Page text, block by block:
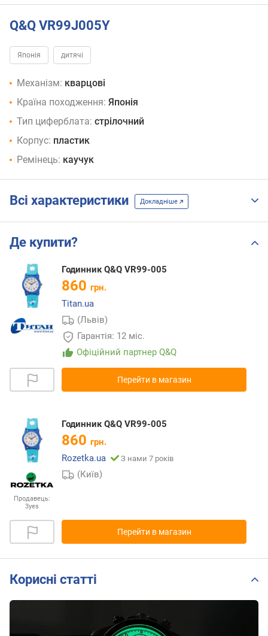
Q&Q VR99J005Y
Японія дитячі
Механізм: кварцові
Країна походження: Японія
Тип циферблата: стрілочний
Корпус: пластик
Ремінець: каучук
Всі характеристики Докладніше
Де купити?
Годинник Q&Q VR99-005
860 грн.
Titan.ua
(Львів)
Гарантія: 12 міс.
Офіційний партнер Q&Q
Перейти в магазин
Продавець:
3yes
Годинник Q&Q VR99-005
860 грн.
Rozetka.ua
З нами 7 років
(Київ)
Перейти в магазин
Корисні статті